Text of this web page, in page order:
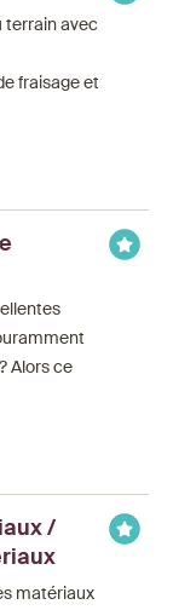
terrain avec
fraisage et
Alors ce
/
matériaux